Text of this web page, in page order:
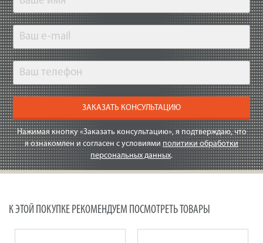
ЗАКАЗАТЬ КОНСУЛЬТАЦИЮ
Нажимая кнопку «Заказать консультацию», я подтверждаю, что
я ознакомлен и согласен с условиями политики обработки
персональных данных.
К ЭТОЙ ПОКУПКЕ РЕКОМЕНДУЕМ ПОСМОТРЕТЬ ТОВАРЫ